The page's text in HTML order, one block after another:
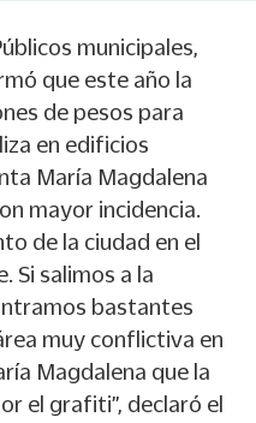
municipales,
que este año la
de pesos para
en edificios
María Magdalena
mayor incidencia.
de la ciudad en el
Si salimos a la
bastantes
muy conflictiva en
Magdalena que la
el grafiti”, declaró el